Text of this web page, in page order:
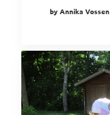
by Annika Vossen